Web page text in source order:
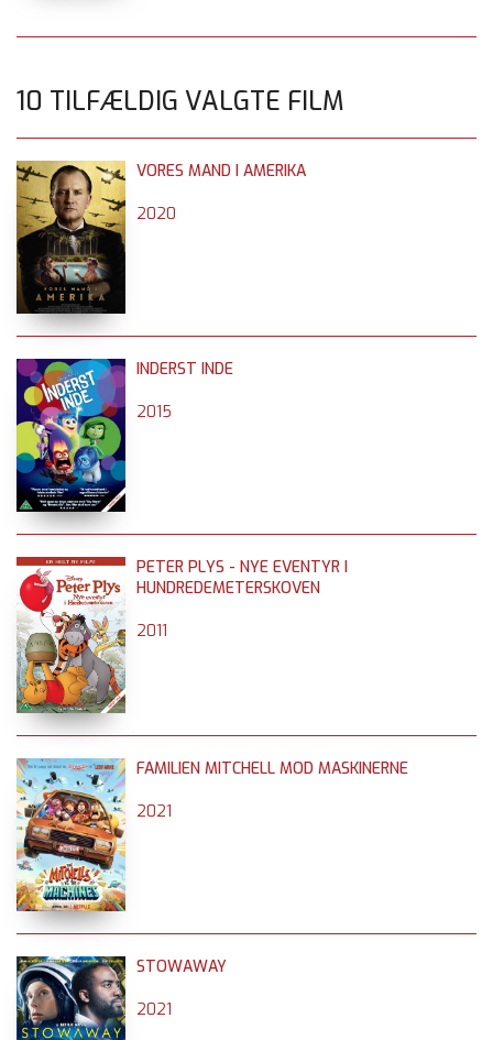
10 TILFÆLDIG VALGTE FILM
VORES MAND I AMERIKA
2020
INDERST INDE
2015
PETER PLYS - NYE EVENTYR I
HUNDREDEMETERSKOVEN
2011
FAMILIEN MITCHELL MOD MASKINERNE
2021
STOWAWAY
2021